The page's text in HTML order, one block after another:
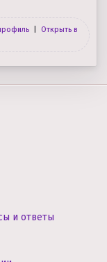
Открыть в
и ответы